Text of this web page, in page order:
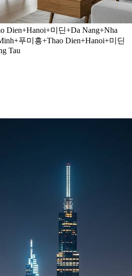
Dien+Hanoi+미딘+Da Nang+Nha
+푸미흥+Thao Dien+Hanoi+미딘
Tau